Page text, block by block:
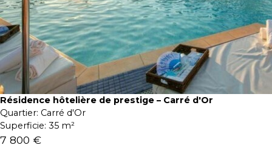
Résidence hôtelière de prestige – Carré d'Or
Quartier: Carré d'Or
Superficie: 35 m²
7 800 €